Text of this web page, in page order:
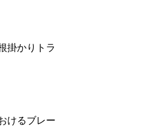
掛かりトラ
けるブレー